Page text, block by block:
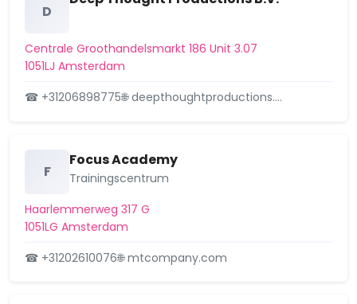
Chassébuurt
Da Costabuurt
Dapperbuurt
De Kolenkit
De Punt
D
Centrale Groothandelsmarkt 186 Unit 3.07
1051LJ Amsterdam
☎ +31206898775🌐 deepthoughtproductions.…
F
Focus Academy
Trainingscentrum
Haarlemmerweg 317 G
1051LG Amsterdam
☎ +31202610076🌐 mtcompany.com